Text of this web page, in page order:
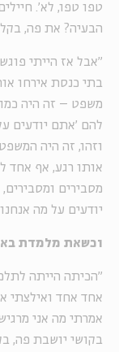
טפו טפו, לא'.
הבעיה? את פה,
"אבל אז הייתי
בתי כנסת אירחו
משפט – זה היה
להם 'אתם יודעים
וזהו, זה היה
אותו רגע, אף אחד
מסבירים
יודעים על מה
וכשאת מלמדת
"הכיתה הייתה
אחד אחד ואילצתי
אמרתי מה אני
בקושי יושבת פה,